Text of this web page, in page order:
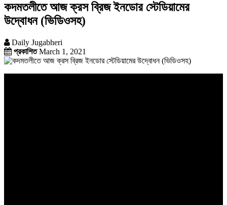
কদমতলীতে আজ ক্রস ব্রিজ ইনডোর স্টেডিয়ামের
উদ্বোধন (ভিডিওসহ)
Daily Jugabheri
প্রকাশিতMarch 1, 2021